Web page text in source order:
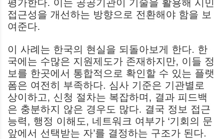
평가한다. 이는 공공기관이 기술을 활용해 시민
접근성을 개선하는 방향으로 전환해야 함을 보
여준다.
이 사례는 한국의 현실을 되돌아보게 한다. 한
국에는 수많은 지원제도가 존재하지만, 이들 정
보를 한곳에서 통합적으로 확인할 수 있는 플랫
폼은 여전히 부족하다. 심사 기준은 기관별로
상이하고, 신청 절차는 복잡하며, 결과 피드백
은 충분하지 않은 경우도 많다. 결국 정보 접근
능력, 행정 이해도, 네트워크 여부가 ‘기회의 문
앞에서 선택받는 자’를 결정하는 구조가 된다.